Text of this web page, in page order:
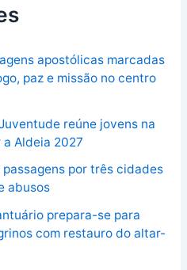
apostólicas marcadas
paz e missão no centro
reúne jovens na
Aldeia 2027
por três cidades
abusos
prepara-se para
com restauro do altar-